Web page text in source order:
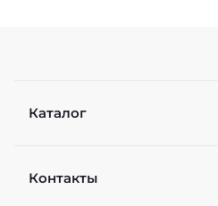
Каталог
Контакты